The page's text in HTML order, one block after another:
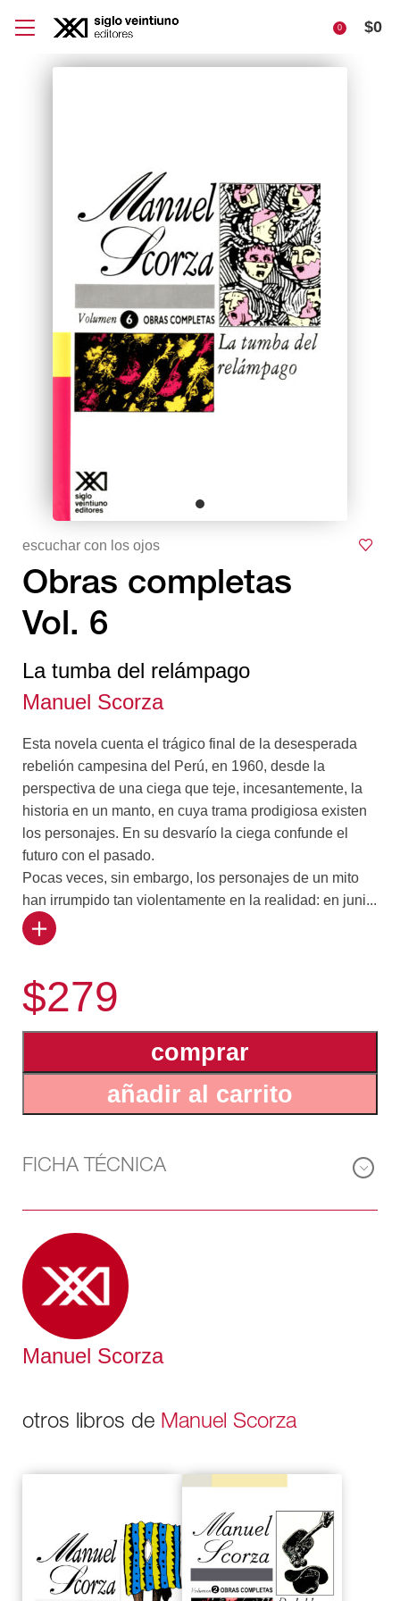
0 $0
escuchar con los ojos
Obras completas
Vol. 6
La tumba del relámpago
Manuel Scorza
Esta novela cuenta el trágico final de la desesperada
rebelión campesina del Perú, en 1960, desde la
perspectiva de una ciega que teje, incesantemente, la
historia en un manto, en cuya trama prodigiosa existen
los personajes. En su desvarío la ciega confunde el
futuro con el pasado.
Pocas veces, sin embargo, los personajes de un mito
han irrumpido tan violentamente en la realidad: en juni...
o de 1977 los protagonistas de La tumba del relámpago
(FOCEP) que emergió de las elecciones para la
Asamblea Constituyente convertido en la primera fuerza
de la izquierda del Perú. El personaje Genaro
Ledesma, que en esta novela inicia en la cárcel su
dramático aprendizaje como político revolucionario, no
sólo existe: será candidato de la izquierda peruana a
las elecciones presidenciales de 1980.
de novelas épicas de Scorza constituidas por Redoble
Cantar de, Agapito Robles y La danza inmóvil,
publicadas con éxito de público y crítica en treinta y seis
idiomas.
$279
añadir al carrito
comprar
FICHA TÉCNICA
Manuel Scorza
otros libros de Manuel Scorza